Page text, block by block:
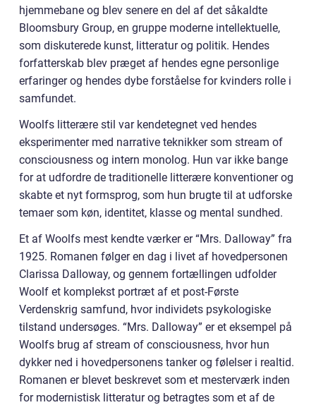
hjemmebane og blev senere en del af det såkaldte
Bloomsbury Group, en gruppe moderne intellektuelle,
som diskuterede kunst, litteratur og politik. Hendes
forfatterskab blev præget af hendes egne personlige
erfaringer og hendes dybe forståelse for kvinders rolle i
samfundet.
Woolfs litterære stil var kendetegnet ved hendes
eksperimenter med narrative teknikker som stream of
consciousness og intern monolog. Hun var ikke bange
for at udfordre de traditionelle litterære konventioner og
skabte et nyt formsprog, som hun brugte til at udforske
temaer som køn, identitet, klasse og mental sundhed.
Et af Woolfs mest kendte værker er “Mrs. Dalloway” fra
1925. Romanen følger en dag i livet af hovedpersonen
Clarissa Dalloway, og gennem fortællingen udfolder
Woolf et komplekst portræt af et post-Første
Verdenskrig samfund, hvor individets psykologiske
tilstand undersøges. “Mrs. Dalloway” er et eksempel på
Woolfs brug af stream of consciousness, hvor hun
dykker ned i hovedpersonens tanker og følelser i realtid.
Romanen er blevet beskrevet som et mesterværk inden
for modernistisk litteratur og betragtes som et af de